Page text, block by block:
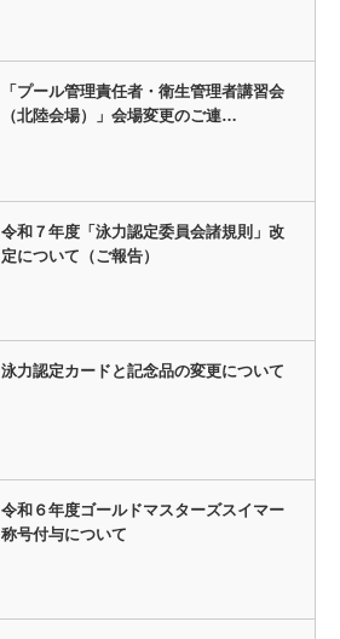
「プール管理責任者・衛生管理者講習会
（北陸会場）」会場変更のご連…
令和７年度「泳力認定委員会諸規則」改
定について（ご報告）
泳力認定カードと記念品の変更について
令和６年度ゴールドマスターズスイマー
称号付与について